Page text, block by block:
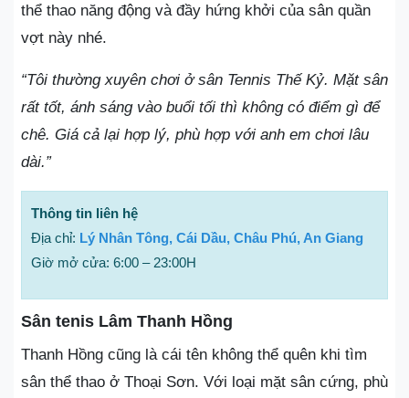
thể thao năng động và đầy hứng khởi của sân quần
vợt này nhé.
“Tôi thường xuyên chơi ở sân Tennis Thế Kỷ. Mặt sân
rất tốt, ánh sáng vào buổi tối thì không có điểm gì để
chê. Giá cả lại hợp lý, phù hợp với anh em chơi lâu
dài.”
Thông tin liên hệ
Địa chỉ: Lý Nhân Tông, Cái Dầu, Châu Phú, An Giang
Giờ mở cửa: 6:00 – 23:00H
Sân tenis Lâm Thanh Hồng
Thanh Hồng cũng là cái tên không thể quên khi tìm
sân thể thao ở Thoại Sơn. Với loại mặt sân cứng, phù